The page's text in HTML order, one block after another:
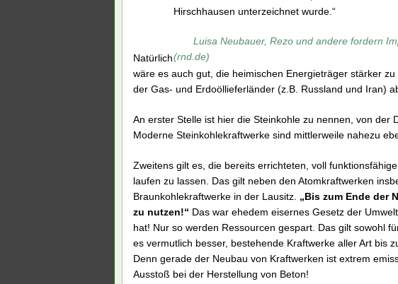
Hirschhausen unterzeichnet wurde.“
Luisa Neubauer, Rezo und andere fordern
(rnd.de)
Natürlich
wäre es auch gut, die heimischen Energieträger stärker
der Gas- und Erdoöllieferländer (z.B. Russland und Iran)
An erster Stelle ist hier die Steinkohle zu nennen, von der
Moderne Steinkohlekraftwerke sind mittlerweile nahezu
Zweitens gilt es, die bereits errichteten, voll
laufen zu lassen. Das gilt neben den Atomkraftwerken
Braunkohlekraftwerke in der Lausitz. „Bis zum Ende der
zu nutzen!“ Das war ehedem eisernes Gesetz der
hat! Nur so werden Ressourcen gespart. Das gilt sowohl
es vermutlich besser, bestehende Kraftwerke aller Art bis
Denn gerade der Neubau von Kraftwerken ist extrem
Ausstoß bei der Herstellung von Beton!